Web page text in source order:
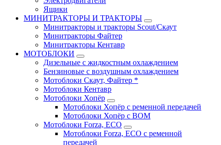
Ящики
МИНИТРАКТОРЫ И ТРАКТОРЫ
Минитракторы и тракторы Scout/Скаут
Минитракторы Файтер
Минитракторы Кентавр
МОТОБЛОКИ
Дизельные с жидкостным охлаждением
Бензиновые с воздушным охлаждением
Мотоблоки Скаут, Файтер *
Мотоблоки Кентавр
Мотоблоки Хопёр
Мотоблоки Хопёр с ременной передачей
Мотоблоки Хопёр с ВОМ
Мотоблоки Forza, ECO
Мотоблоки Forza, ЕСО с ременной
передачей